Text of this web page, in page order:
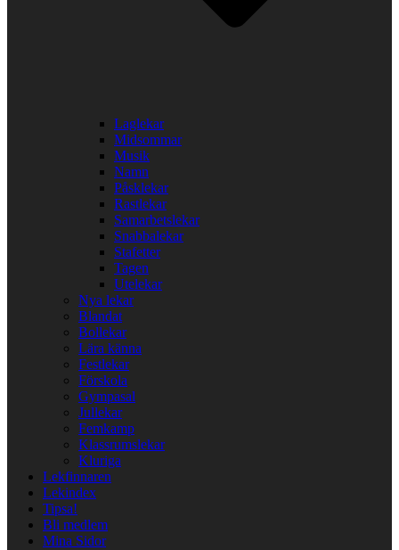
Laglekar
Midsommar
Musik
Namn
Påsklekar
Rastlekar
Samarbetslekar
Snabbalekar
Stafetter
Tagen
Utelekar
Nya lekar
Blandat
Bollekar
Lära känna
Festlekar
Förskola
Gympasal
Jullekar
Femkamp
Klassrumslekar
Kluriga
Lekfinnaren
Lekindex
Tipsa!
Bli medlem
Mina Sidor